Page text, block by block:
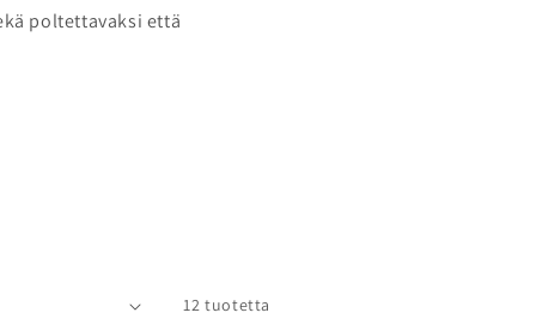
poltettavaksi että
12 tuotetta